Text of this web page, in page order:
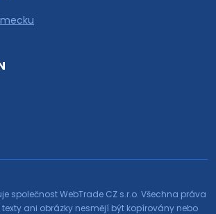
společnost WebTrade CZ s.r.o. Všechna práva
ani obrázky nesmějí být kopírovány nebo